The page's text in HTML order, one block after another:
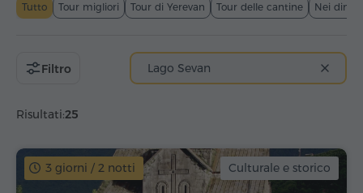
Tutto Tour migliori Tour di Yerevan Tour delle cantine Nei
Risultati:25
Filtro Lago Sevan
3 giorni / 2 notti Culturale e storico